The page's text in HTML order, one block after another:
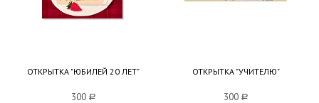
ОТКРЫТКА "ЮБИЛЕЙ 20 ЛЕТ"
300 a
ОТКРЫТКА "УЧИТЕЛЮ"
300 a